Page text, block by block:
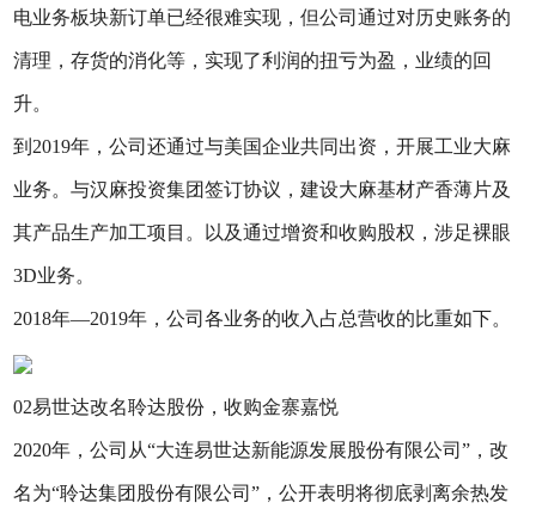
电业务板块新订单已经很难实现，但公司通过对历史账务的
清理，存货的消化等，实现了利润的扭亏为盈，业绩的回
升。
到2019年，公司还通过与美国企业共同出资，开展工业大麻
业务。与汉麻投资集团签订协议，建设大麻基材产香薄片及
其产品生产加工项目。以及通过增资和收购股权，涉足裸眼
3D业务。
2018年—2019年，公司各业务的收入占总营收的比重如下。
02易世达改名聆达股份，收购金寨嘉悦
2020年，公司从“大连易世达新能源发展股份有限公司”，改
名为“聆达集团股份有限公司”，公开表明将彻底剥离余热发